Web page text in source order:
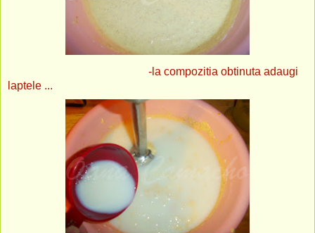
-la compozitia obtinuta adaugi
laptele ...